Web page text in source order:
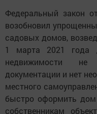
Федеральный закон
возобновил
садовых домов,
1 марта 2021 года
недвижимости не
документации и нет
местного
быстро оформить
собственникам